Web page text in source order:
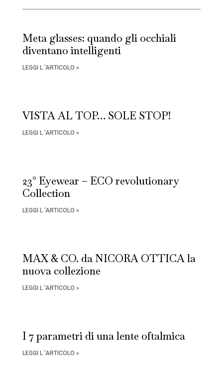
Meta glasses: quando gli occhiali
diventano intelligenti
LEGGI L 'ARTICOLO »
VISTA AL TOP… SOLE STOP!
LEGGI L 'ARTICOLO »
23° Eyewear – ECO revolutionary
Collection
LEGGI L 'ARTICOLO »
MAX & CO. da NICORA OTTICA la
nuova collezione
LEGGI L 'ARTICOLO »
I 7 parametri di una lente oftalmica
LEGGI L 'ARTICOLO »